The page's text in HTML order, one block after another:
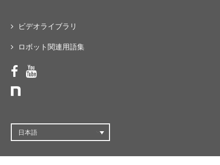
ビデオライブラリ
ロボット関連用語集
日本語